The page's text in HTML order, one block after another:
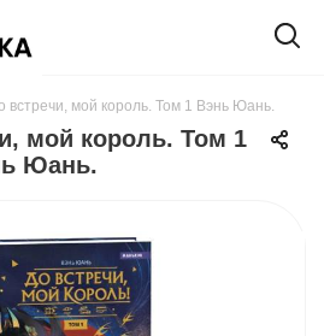
встречи, мой король. Том 1 Вэнь Юань.
мой король. Том 1
Юань.